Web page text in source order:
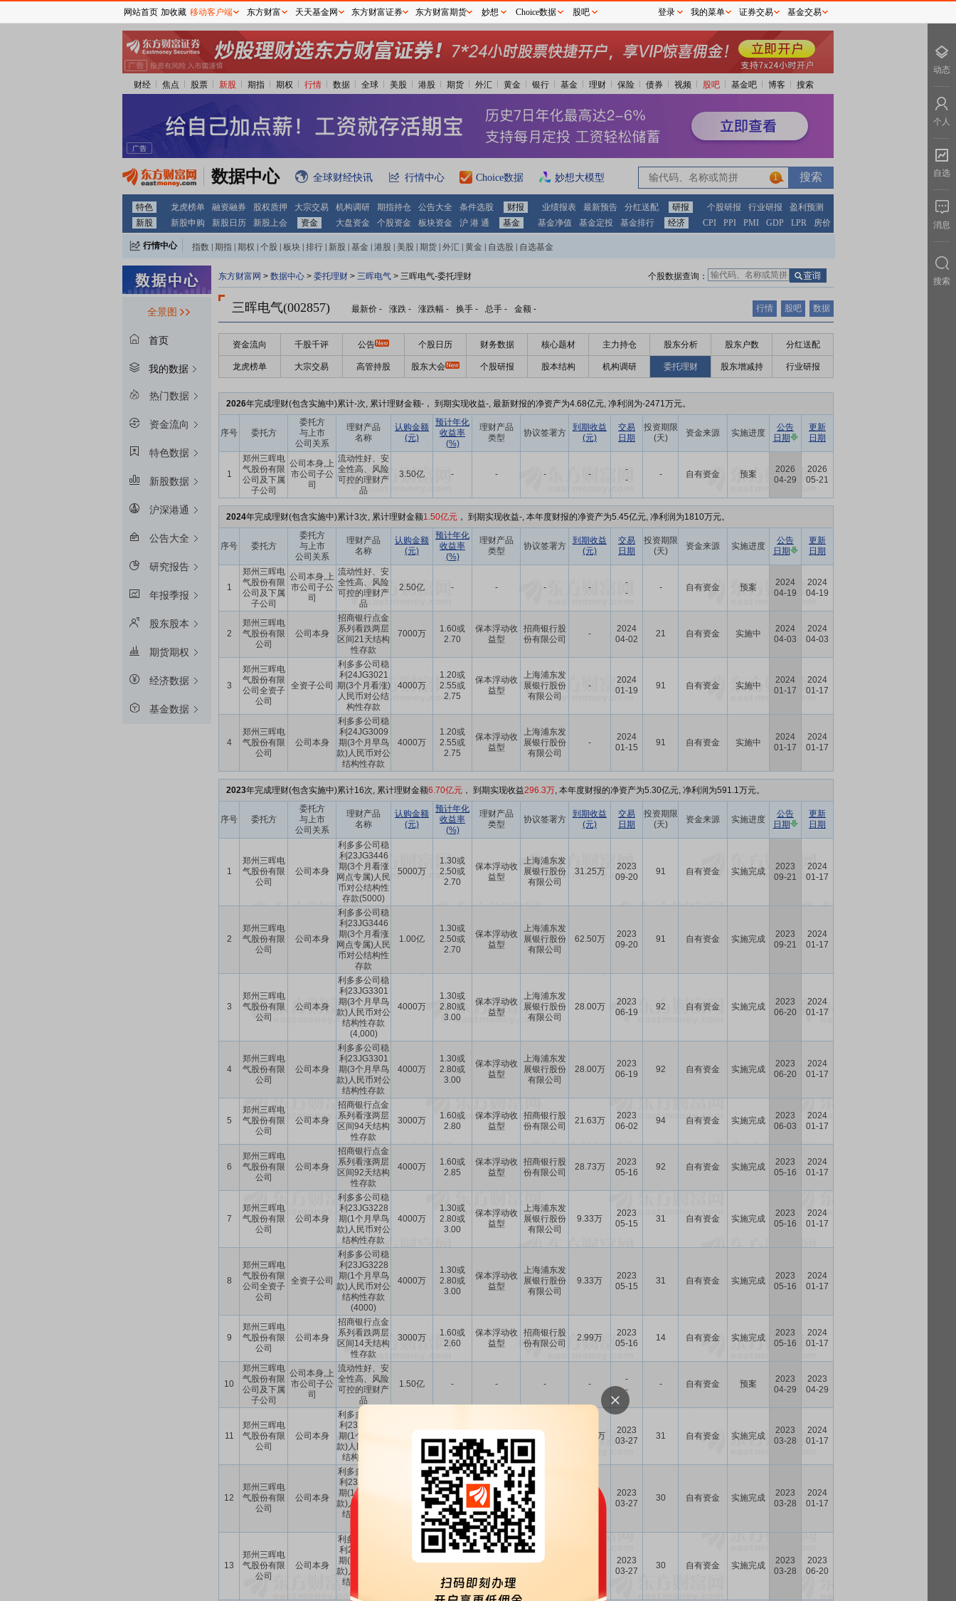
财经 焦点 股票 新股 期指 期权 行情 数据 全球 美股 港股 期货 外汇 黄金 银行 基金 理财 保险 债券 视频 股吧 基金吧 博客 搜索
数据中心 全球财经快讯 行情中心 Choice数据 妙想大模型 1
特色 龙虎榜单 融资融券 股权质押 大宗交易 机构调研 期指持仓 公告大全 条件选股 财报 业绩报表 最新预告 分红送配 研报 个股研报 行业研报
盈利预测
新股
新股申购 新股日历 新股上会 资金 大盘资金 个股资金 板块资金 沪 港 通 基金 基金净值 基金定投 基金排行 经济 CPI PPI PMI GDP LPR 房价
行情中心 指数 期指 期权 个股 板块 排行 新股 基金 港股 美股 期货 外汇 黄金 自选股 自选基金
全景图
首页
我的数据
热门数据
资金流向
特色数据
新股数据
沪深港通
公告大全
研究报告
年报季报
股东股本
期货期权
经济数据
基金数据
东方财富网 > 数据中心 > 委托理财 > 三晖电气 > 三晖电气-委托理财 个股数据查询：
三晖电气(002857) 最新价 - 涨跌 - 涨跌幅 - 换手 - 总手 - 金额 - 行情 股吧 数据
资金流向 千股千评 公告 个股日历 财务数据 核心题材 主力持仓 股东分析 股东户数 分红送配
龙虎榜单 大宗交易 高管持股 股东大会 个股研报 股本结构 机构调研 委托理财 股东增减持 行业研报
2026年完成理财(包含实施中)累计-次, 累计理财金额-， 到期实现收益-, 最新财报的净资产为4.68亿元, 净利润为-2471万元。
序号 委托方
委托方
与上市
公司关系
理财产品
名称
认购金额
(元)
预计年化
收益率
(%)
理财产品
类型
协议签署方
到期收益
(元)
交易
日期
投资期限
(天)
资金来源 实施进度
公告
日期
更新
日期
1
郑州三晖电
气股份有限
公司及下属
子公司
公司本身,上
市公司子公
司
流动性好、安
全性高、风险
可控的理财产
品
3.50亿 - - - -
-
-
- 自有资金 预案
2026
04-29
2026
05-21
2024年完成理财(包含实施中)累计3次, 累计理财金额1.50亿元 ， 到期实现收益-, 本年度财报的净资产为5.45亿元, 净利润为1810万元。
序号 委托方
委托方
与上市
公司关系
理财产品
名称
认购金额
(元)
预计年化
收益率
(%)
理财产品
类型
协议签署方
到期收益
(元)
交易
日期
投资期限
(天)
资金来源 实施进度
公告
日期
更新
日期
1
郑州三晖电
气股份有限
公司及下属
子公司
公司本身,上
市公司子公
司
流动性好、安
全性高、风险
可控的理财产
品
2.50亿 - - - -
-
-
- 自有资金 预案
2024
04-19
2024
04-19
2
郑州三晖电
气股份有限
公司
公司本身
招商银行点金
系列看跌两层
区间21天结构
性存款
7000万
1.60或
2.70
保本浮动收
益型
招商银行股
份有限公司
-
2024
04-02
21 自有资金 实施中
2024
04-03
2024
04-03
3
郑州三晖电
气股份有限
公司全资子
公司
全资子公司
利多多公司稳
利24JG3021
期(3个月看涨)
人民币对公结
构性存款
4000万
1.20或
2.55或
2.75
保本浮动收
益型
上海浦东发
展银行股份
有限公司
-
2024
01-19
91 自有资金 实施中
2024
01-17
2024
01-17
4
郑州三晖电
气股份有限
公司
公司本身
利多多公司稳
利24JG3009
期(3个月早鸟
款)人民币对公
结构性存款
4000万
1.20或
2.55或
2.75
保本浮动收
益型
上海浦东发
展银行股份
有限公司
-
2024
01-15
91 自有资金 实施中
2024
01-17
2024
01-17
2023年完成理财(包含实施中)累计16次, 累计理财金额6.70亿元 ， 到期实现收益296.3万, 本年度财报的净资产为5.30亿元, 净利润为591.1万元。
序号 委托方
委托方
与上市
公司关系
理财产品
名称
认购金额
(元)
预计年化
收益率
(%)
理财产品
类型
协议签署方
到期收益
(元)
交易
日期
投资期限
(天)
资金来源 实施进度
公告
日期
更新
日期
1
郑州三晖电
气股份有限
公司
公司本身
利多多公司稳
利23JG3446
期(3个月看涨
网点专属)人民
币对公结构性
存款(5000)
5000万
1.30或
2.50或
2.70
保本浮动收
益型
上海浦东发
展银行股份
有限公司
31.25万
2023
09-20
91 自有资金 实施完成
2023
09-21
2024
01-17
2
郑州三晖电
气股份有限
公司
公司本身
利多多公司稳
利23JG3446
期(3个月看涨
网点专属)人民
币对公结构性
存款
1.00亿
1.30或
2.50或
2.70
保本浮动收
益型
上海浦东发
展银行股份
有限公司
62.50万
2023
09-20
91 自有资金 实施完成
2023
09-21
2024
01-17
3
郑州三晖电
气股份有限
公司
公司本身
利多多公司稳
利23JG3301
期(3个月早鸟
款)人民币对公
结构性存款
(4,000)
4000万
1.30或
2.80或
3.00
保本浮动收
益型
上海浦东发
展银行股份
有限公司
28.00万
2023
06-19
92 自有资金 实施完成
2023
06-20
2024
01-17
4
郑州三晖电
气股份有限
公司
公司本身
利多多公司稳
利23JG3301
期(3个月早鸟
款)人民币对公
结构性存款
4000万
1.30或
2.80或
3.00
保本浮动收
益型
上海浦东发
展银行股份
有限公司
28.00万
2023
06-19
92 自有资金 实施完成
2023
06-20
2024
01-17
5
郑州三晖电
气股份有限
公司
公司本身
招商银行点金
系列看涨两层
区间94天结构
性存款
3000万
1.60或
2.80
保本浮动收
益型
招商银行股
份有限公司
21.63万
2023
06-02
94 自有资金 实施完成
2023
06-03
2024
01-17
6
郑州三晖电
气股份有限
公司
公司本身
招商银行点金
系列看涨两层
区间92天结构
性存款
4000万
1.60或
2.85
保本浮动收
益型
招商银行股
份有限公司
28.73万
2023
05-16
92 自有资金 实施完成
2023
05-16
2024
01-17
7
郑州三晖电
气股份有限
公司
公司本身
利多多公司稳
利23JG3228
期(1个月早鸟
款)人民币对公
结构性存款
4000万
1.30或
2.80或
3.00
保本浮动收
益型
上海浦东发
展银行股份
有限公司
9.33万
2023
05-15
31 自有资金 实施完成
2023
05-16
2024
01-17
8
郑州三晖电
气股份有限
公司全资子
公司
全资子公司
利多多公司稳
利23JG3228
期(1个月早鸟
款)人民币对公
结构性存款
(4000)
4000万
1.30或
2.80或
3.00
保本浮动收
益型
上海浦东发
展银行股份
有限公司
9.33万
2023
05-15
31 自有资金 实施完成
2023
05-16
2024
01-17
9
郑州三晖电
气股份有限
公司
公司本身
招商银行点金
系列看跌两层
区间14天结构
性存款
3000万
1.60或
2.60
保本浮动收
益型
招商银行股
份有限公司
2.99万
2023
05-16
14 自有资金 实施完成
2023
05-16
2024
01-17
10
郑州三晖电
气股份有限
公司及下属
子公司
公司本身,上
市公司子公
司
流动性好、安
全性高、风险
可控的理财产
品
1.50亿 - - - -
-
-
- 自有资金 预案
2023
04-29
2023
04-29
11
郑州三晖电
气股份有限
公司
公司本身
利多多公司稳
利23JG3139
期(1个月早鸟
款)人民币对公
结构性存款
1.60或
2.75
保本浮动收
益型
招商银行股
份有限公司
11.68万
2023
03-27
31 自有资金 实施完成
2023
03-28
2024
01-17
12
郑州三晖电
气股份有限
公司
公司本身
利多多公司稳
利23JG3139
期(1个月早鸟
款)人民币对公
结构性存款
3000万
1.30或
2.80或
3.00
保本浮动收
益型
上海浦东发
展银行股份
有限公司
2023
03-27
30 自有资金 实施完成
2023
03-28
2024
01-17
13
郑州三晖电
气股份有限
公司
公司本身
利多多公司稳
利23JG3139
期(1个月早鸟
款)人民币对公
结构性存款
(4,000)
4000万
1.30或
2.80或
3.00
保本浮动收
上海浦东发
展银行股份
2023
03-27
30 自有资金 实施完成
2023
03-28
2023
06-20
网站首页 加收藏 移动客户端 东方财富 天天基金网 东方财富证券 东方财富期货 妙想 Choice数据 股吧 登录 我的菜单 证券交易 基金交易
动态
个人
自选
消息
搜索